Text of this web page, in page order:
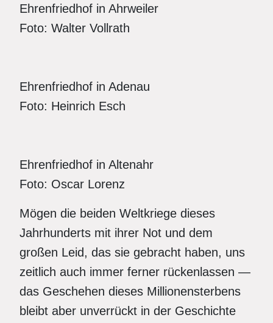
Ehrenfriedhof in Ahrweiler
Foto: Walter Vollrath
Ehrenfriedhof in Adenau
Foto: Heinrich Esch
Ehrenfriedhof in Altenahr
Foto: Oscar Lorenz
Mögen die beiden Weltkriege dieses
Jahrhunderts mit ihrer Not und dem
großen Leid, das sie gebracht haben, uns
zeitlich auch immer ferner rückenlassen —
das Geschehen dieses Millionensterbens
bleibt aber unverrückt in der Geschichte